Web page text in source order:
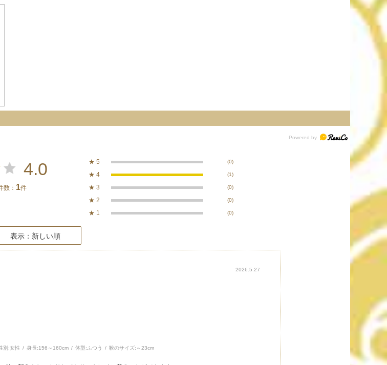
4.0
数： 1件
★ 5 (0)
★ 4 (1)
★ 3 (0)
★ 2 (0)
★ 1 (0)
表示：新しい順
2026.5.27
別:女性 身長:156～160cm 体型: ふつう 靴のサイズ: ～23cm